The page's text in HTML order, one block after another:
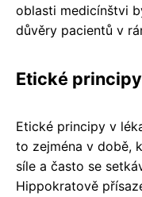
oblasti medicínštvi
důvěry pacientů v
Etické
Etické principy v
to zejména v době,
síle a často se
Hippokratově